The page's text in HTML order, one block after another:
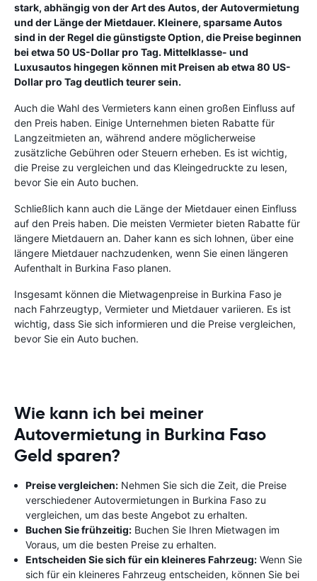
stark, abhängig von der Art des Autos, der Autovermietung
und der Länge der Mietdauer. Kleinere, sparsame Autos
sind in der Regel die günstigste Option, die Preise beginnen
bei etwa 50 US-Dollar pro Tag. Mittelklasse- und
Luxusautos hingegen können mit Preisen ab etwa 80 US-
Dollar pro Tag deutlich teurer sein.
Auch die Wahl des Vermieters kann einen großen Einfluss auf
den Preis haben. Einige Unternehmen bieten Rabatte für
Langzeitmieten an, während andere möglicherweise
zusätzliche Gebühren oder Steuern erheben. Es ist wichtig,
die Preise zu vergleichen und das Kleingedruckte zu lesen,
bevor Sie ein Auto buchen.
Schließlich kann auch die Länge der Mietdauer einen Einfluss
auf den Preis haben. Die meisten Vermieter bieten Rabatte für
längere Mietdauern an. Daher kann es sich lohnen, über eine
längere Mietdauer nachzudenken, wenn Sie einen längeren
Aufenthalt in Burkina Faso planen.
Insgesamt können die Mietwagenpreise in Burkina Faso je
nach Fahrzeugtyp, Vermieter und Mietdauer variieren. Es ist
wichtig, dass Sie sich informieren und die Preise vergleichen,
bevor Sie ein Auto buchen.
Wie kann ich bei meiner
Autovermietung in Burkina Faso
Geld sparen?
Preise vergleichen: Nehmen Sie sich die Zeit, die Preise
verschiedener Autovermietungen in Burkina Faso zu
vergleichen, um das beste Angebot zu erhalten.
Buchen Sie frühzeitig: Buchen Sie Ihren Mietwagen im
Voraus, um die besten Preise zu erhalten.
Entscheiden Sie sich für ein kleineres Fahrzeug: Wenn Sie
sich für ein kleineres Fahrzeug entscheiden, können Sie bei